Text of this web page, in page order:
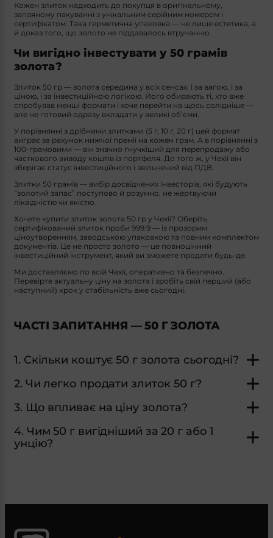
Кожен злиток надходить до покупця в оригінальному,
запаяному пакуванні з унікальним серійним номером і
сертифікатом. Така герметична упаковка — не лише естетика, а
й доказ того, що золото не піддавалось втручанню.
Чи вигідно інвестувати у 50 грамів
золота?
Злиток 50 гр — золота середина у всіх сенсах: і за вагою, і за
ціною, і за інвестиційною логікою. Його обирають ті, хто вже
спробував менші формати і хоче перейти на щось солідніше —
але не готовий одразу вкладати у великі об’єми.
У порівнянні з дрібними злитками (5 г, 10 г, 20 г) цей формат
виграє за рахунок нижчої премії на кожен грам. А в порівнянні з
100-грамовими — він значно гнучкіший для перепродажу або
часткового виводу коштів із портфеля. До того ж, у Чехії він
зберігає статус інвестиційного і звільнений від ПДВ.
Злитки 50 грамів — вибір досвідчених інвесторів, які будують
“золотий запас” поступово й розумно, не жертвуючи
ліквідністю чи якістю.
Хочете купити злиток золота 50 гр у Чехії? Оберіть
сертифікований злиток проби 999.9 — із прозорим
ціноутворенням, заводською упаковкою та повним комплектом
документів. Це не просто золото — це повноцінний
інвестиційний інструмент, який ви зможете продати будь-де.
Ми доставляємо по всій Чехії, оперативно та безпечно.
Перевірте актуальну ціну на золота і зробіть свій перший (або
наступний) крок у стабільність вже сьогодні.
ЧАСТІ ЗАПИТАННЯ — 50 Г ЗОЛОТА
1. Скільки коштує 50 г золота сьогодні?
2. Чи легко продати злиток 50 г?
3. Що впливає на ціну золота?
4. Чим 50 г вигідніший за 20 г або 1
унцію?